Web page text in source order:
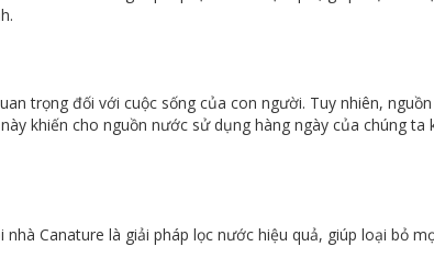
trọng đối với cuộc sống của con người. Tuy nhiên,
khiến cho nguồn nước sử dụng hàng ngày của chúng
Canature là giải pháp lọc nước hiệu quả, giúp loại bỏ